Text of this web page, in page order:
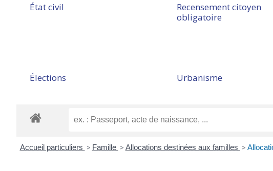
État civil
Recensement citoyen
obligatoire
Élections Urbanisme
Accueil particuliers > Famille > Allocations destinées aux familles >